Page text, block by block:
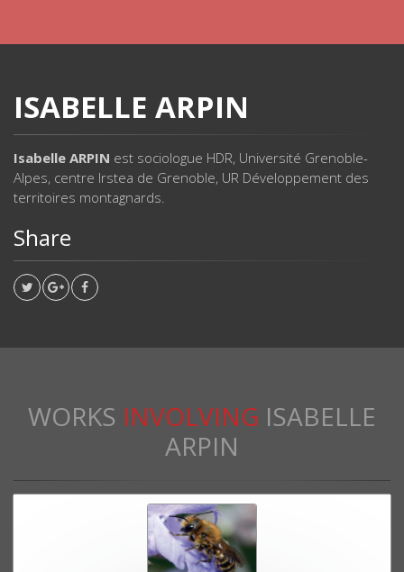
ISABELLE ARPIN
Isabelle ARPIN est sociologue HDR, Université Grenoble-
Alpes, centre Irstea de Grenoble, UR Développement des
territoires montagnards.
Share
WORKS INVOLVING ISABELLE
ARPIN